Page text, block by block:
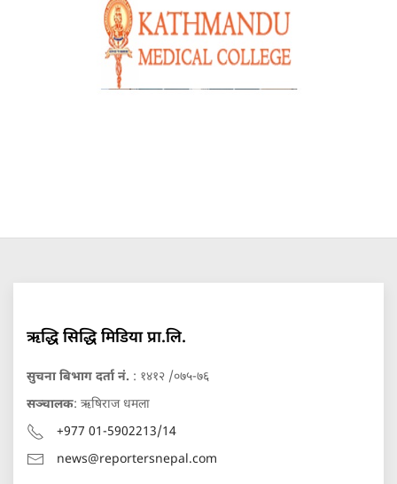
ऋद्धि सिद्धि मिडिया प्रा.लि.
सुचना बिभाग दर्ता नं. : १४१२ /०७५-७६
सञ्चालक: ऋषिराज धमला
+977 01-5902213/14
news@reportersnepal.com